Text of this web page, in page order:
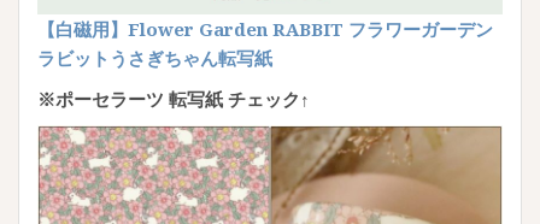
【白磁用】Flower Garden RABBIT フラワーガーデン
ラビットうさぎちゃん転写紙
※ポーセラーツ 転写紙 チェック↑